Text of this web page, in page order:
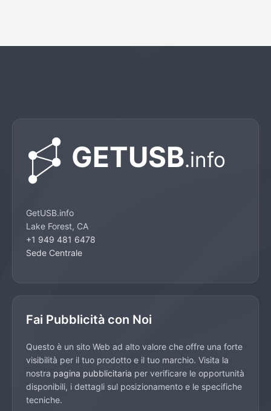
GetUSB.info
Lake Forest, CA
+1 949 481 6478
Sede Centrale
Fai Pubblicità con Noi
Questo è un sito Web ad alto valore che offre una forte
visibilità per il tuo prodotto e il tuo marchio. Visita la
nostra pagina pubblicitaria per verificare le opportunità
disponibili, i dettagli sul posizionamento e le specifiche
tecniche.